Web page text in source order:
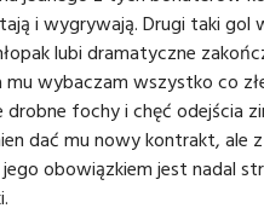
i wygrywają. Drugi taki gol
lubi dramatyczne
mu wybaczam wszystko co
fochy i chęć odejścia
dać mu nowy kontrakt, ale z
obowiązkiem jest nadal